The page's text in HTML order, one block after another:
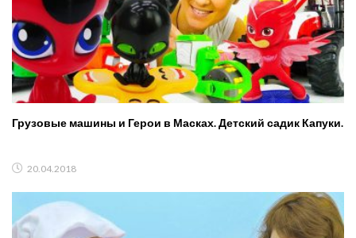
Грузовые машины и Герои в Масках. Детский садик Капуки.
20.04.2018